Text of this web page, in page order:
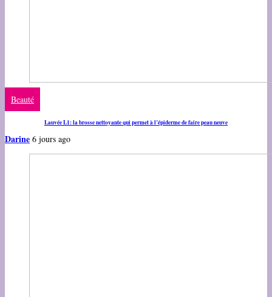
Beauté
Lauvée L1: la brosse nettoyante qui permet à l’épiderme de faire peau neuve
Darine 6 jours ago